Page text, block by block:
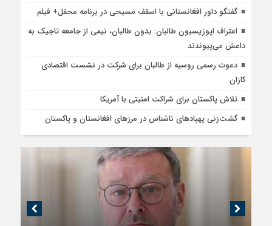
گفتگو داور افغانستانی با اسقف مسیحی در برنامه محفل+ فیلم
اعتراف اپوزيسيون طالبان: بدون طالبان، نیمی از جامعه تاجیک به
داعش می‌پیوندند
دعوت رسمی روسیه از طالبان برای شرکت در نشست اقتصادی
کازان
تلاش پاکستان برای شراکت امنیتی با آمریکا
گشت‌زنی پهپادهای ناشناس در مرزهای افغانستان و پاکستان